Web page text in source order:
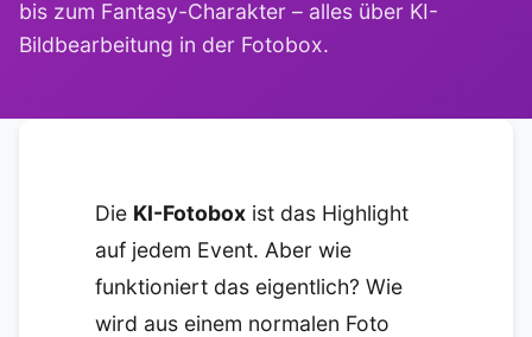
bis zum Fantasy-Charakter – alles über KI-
Bildbearbeitung in der Fotobox.
Die KI-Fotobox ist das Highlight
auf jedem Event. Aber wie
funktioniert das eigentlich? Wie
wird aus einem normalen Foto